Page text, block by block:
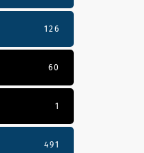
126
60
1
491